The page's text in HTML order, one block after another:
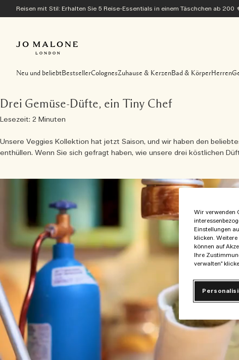
Reisen mit Stil: Erhalten Sie 5 Reise-Essentials in einem Täschchen ab 200
Neu und beliebtBestsellerColognesZuhause & KerzenBad & KörperHerren
Drei Gemüse-Düfte, ein Tiny Chef
Lesezeit: 2 Minuten
Unsere Veggies Kollektion hat jetzt Saison, und wir haben den
enthüllen. Wenn Sie sich gefragt haben, wie unsere drei köstlichen
Wir verwenden
Einstellungen
klicken.
können auf
Ihre
verwalten"